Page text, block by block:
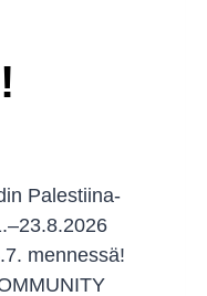
Palestiina-
mennessä!